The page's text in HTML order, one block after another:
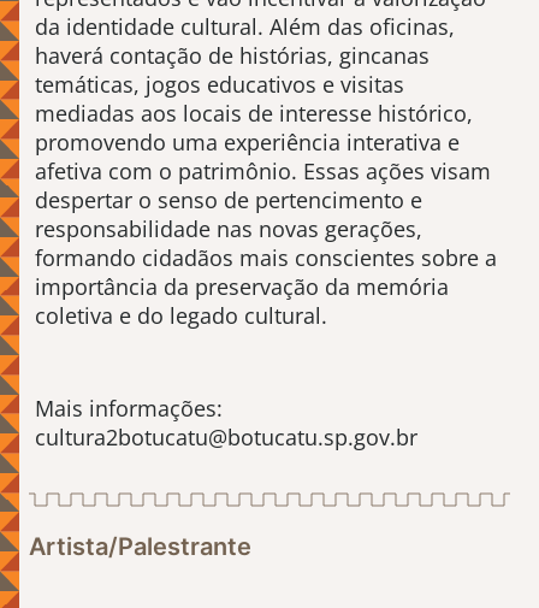
da identidade cultural. Além das oficinas,
haverá contação de histórias, gincanas
temáticas, jogos educativos e visitas
mediadas aos locais de interesse histórico,
promovendo uma experiência interativa e
afetiva com o patrimônio. Essas ações visam
despertar o senso de pertencimento e
responsabilidade nas novas gerações,
formando cidadãos mais conscientes sobre a
importância da preservação da memória
coletiva e do legado cultural.
Mais informações:
cultura2botucatu@botucatu.sp.gov.br
Artista/Palestrante